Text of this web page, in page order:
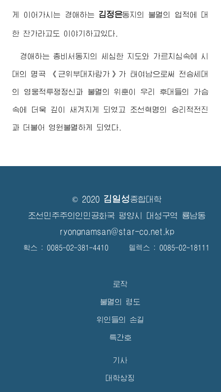
게 이어가시는 경애하는 김정은동지의 불멸의 업적에 대
한 찬가라고도 이야기하고있다.
경애하는 총비서동지의 세심한 지도와 가르치심속에 시
대의 명곡 《근위부대자랑가》가 태여남으로써 전승세대
의 영웅적투쟁정신과 불멸의 위훈이 우리 후대들의 가슴
속에 더욱 깊이 새겨지게 되였고 조선혁명의 승리적전진
과 더불어 영원불멸하게 되였다.
© 2020 김일성종합대학
조선민주주의인민공화국 평양시 대성구역 룡남동
ryongnamsan@star-co.net.kp
확스 : 0085-02-381-4410 텔렉스 : 0085-02-18111
로작
불멸의 령도
위인들의 손길
특간호
기사
대학상징